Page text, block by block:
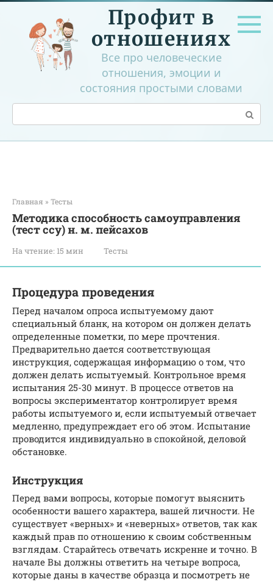
Перейти
контенту
Профит в
отношениях
Все про человеческие
отношения, эмоции и
состояния простыми словами
Поиск:
Главная » Тесты
Методика способность самоуправления
(тест ссу) н. м. пейсахов
На чтение: 15 мин Тесты
Процедура проведения
Перед началом опроса испытуемому дают
специальный бланк, на котором он должен делать
определенные пометки, по мере прочтения.
Предварительно дается соответствующая
инструкция, содержащая информацию о том, что
должен делать испытуемый. Контрольное время
испытания 25-30 минут. В процессе ответов на
вопросы экспериментатор контролирует время
работы испытуемого и, если испытуемый отвечает
медленно, предупреждает его об этом. Испытание
проводится индивидуально в спокойной, деловой
обстановке.
Инструкция
Перед вами вопросы, которые помогут выяснить
особенности вашего характера, вашей личности. Не
существует «верных» и «неверных» ответов, так как
каждый прав по отношению к своим собственным
взглядам. Старайтесь отвечать искренне и точно. В
начале Вы должны ответить на четыре вопроса,
которые даны в качестве образца и посмотреть не